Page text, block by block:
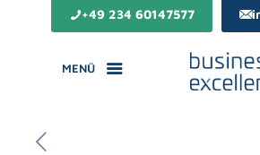
+49 234 60147577
MENÜ